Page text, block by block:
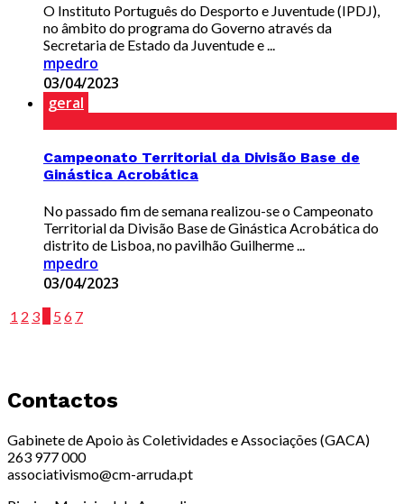
O Instituto Português do Desporto e Juventude (IPDJ),
no âmbito do programa do Governo através da
Secretaria de Estado da Juventude e ...
mpedro
03/04/2023
geral
Campeonato Territorial da Divisão Base de
Ginástica Acrobática
No passado fim de semana realizou-se o Campeonato
Territorial da Divisão Base de Ginástica Acrobática do
distrito de Lisboa, no pavilhão Guilherme ...
mpedro
03/04/2023
1 2 3 56 7
Contactos
Gabinete de Apoio às Coletividades e Associações (GACA)
263 977 000
associativismo@cm-arruda.pt